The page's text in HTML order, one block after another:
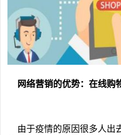
网络营销的优势：在线购
由于疫情的原因很多人出